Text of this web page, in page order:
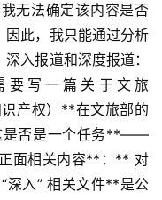
无法确定该内容是否
此，我只能通过分析
入报道和深度报道：
要写一篇关于文旅
产权）**在文旅部的
是否是一个任务**——
面相关内容**：** 对
入” 相关文件**是公